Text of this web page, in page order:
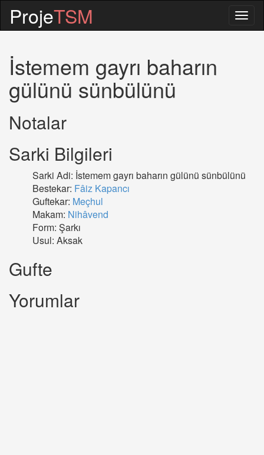
ProjeTSM
İstemem gayrı baharın
gülünü sünbülünü
Notalar
Sarki Bilgileri
Sarki Adi: İstemem gayrı baharın gülünü sünbülünü
Bestekar: Fâiz Kapancı
Guftekar: Meçhul
Makam: Nihâvend
Form: Şarkı
Usul: Aksak
Gufte
Yorumlar